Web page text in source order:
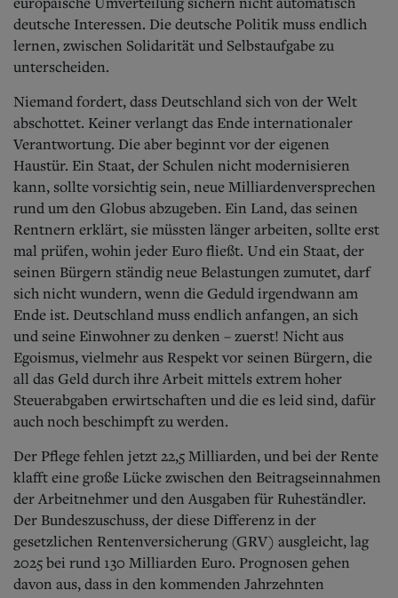
deutsche Interessen. Die deutsche Politik muss endlich
lernen, zwischen Solidarität und Selbstaufgabe zu
unterscheiden.
Niemand fordert, dass Deutschland sich von der Welt
abschottet. Keiner verlangt das Ende internationaler
Verantwortung. Die aber beginnt vor der eigenen
Haustür. Ein Staat, der Schulen nicht modernisieren
kann, sollte vorsichtig sein, neue Milliardenversprechen
rund um den Globus abzugeben. Ein Land, das seinen
Rentnern erklärt, sie müssten länger arbeiten, sollte erst
mal prüfen, wohin jeder Euro fließt. Und ein Staat, der
seinen Bürgern ständig neue Belastungen zumutet, darf
sich nicht wundern, wenn die Geduld irgendwann am
Ende ist. Deutschland muss endlich anfangen, an sich
und seine Einwohner zu denken – zuerst! Nicht aus
Egoismus, vielmehr aus Respekt vor seinen Bürgern, die
all das Geld durch ihre Arbeit mittels extrem hoher
Steuerabgaben erwirtschaften und die es leid sind, dafür
auch noch beschimpft zu werden.
Der Pflege fehlen jetzt 22,5 Milliarden, und bei der Rente
klafft eine große Lücke zwischen den Beitragseinnahmen
der Arbeitnehmer und den Ausgaben für Ruheständler.
Der Bundeszuschuss, der diese Differenz in der
gesetzlichen Rentenversicherung (GRV) ausgleicht, lag
2025 bei rund 130 Milliarden Euro. Prognosen gehen
davon aus, dass in den kommenden Jahrzehnten